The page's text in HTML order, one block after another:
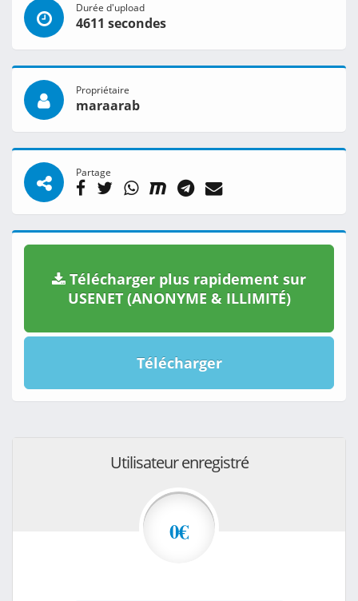
Durée d'upload
4611 secondes
Propriétaire
maraarab
Partage
Télécharger plus rapidement sur
USENET (ANONYME & ILLIMITÉ)
Télécharger
Utilisateur enregistré
0€